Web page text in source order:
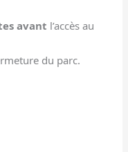
avant l’accès au
du parc.